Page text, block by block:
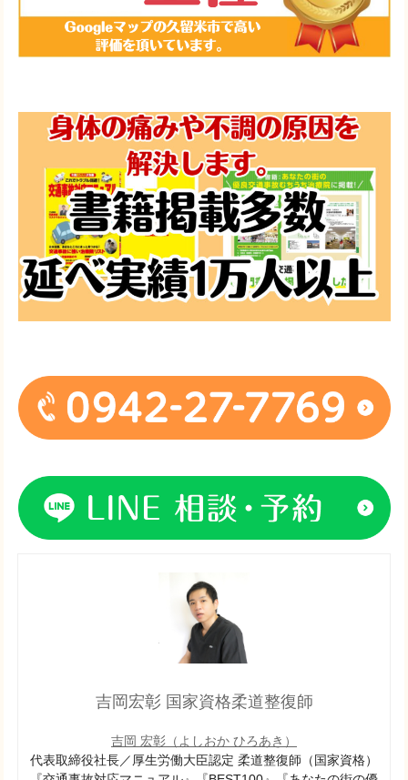
吉岡宏彰 国家資格柔道整復師
吉岡 宏彰（よしおか ひろあき）
代表取締役社長／厚生労働大臣認定 柔道整復師（国家資格）